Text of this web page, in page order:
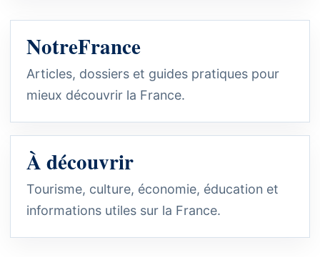
NotreFrance
Articles, dossiers et guides pratiques pour
mieux découvrir la France.
À découvrir
Tourisme, culture, économie, éducation et
informations utiles sur la France.